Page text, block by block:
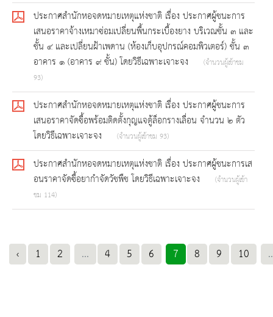
ประกาศสำนักหอจดหมายเหตุแห่งชาติ เรื่อง ประกาศผู้ชนะการ
เสนอราคาจ้างเหมาซ่อมเปลี่ยนพื้นกระเบื้องยาง บริเวณชั้น ๓ และ
ชั้น ๔ และเปลี่ยนฝ้าเพดาน (ห้องเก็บอุปกรณ์คอมพิวเตอร์) ชั้น ๓
อาคาร ๑ (อาคาร ๙ ชั้น) โดยวิธีเฉพาะเจาะจง
(จำนวนผู้เข้าชม
93)
ประกาศสำนักหอจดหมายเหตุแห่งชาติ เรื่อง ประกาศผู้ชนะการ
เสนอราคาจัดซื้อพร้อมติดตั้งกุญแจตู้ล็อกรางเลื่อน จำนวน ๒ ตัว
โดยวิธีเฉพาะเจาะจง
(จำนวนผู้เข้าชม 93)
ประกาศสำนักหอจดหมายเหตุแห่งชาติ เรื่อง ประกาศผู้ชนะการเส
อนราคาจัดซื้อยากำจัดวัชพืช โดยวิธีเฉพาะเจาะจง
(จำนวนผู้เข้า
ชม 114)
‹ 1 2 ... 4 5 6 7 8 9 10